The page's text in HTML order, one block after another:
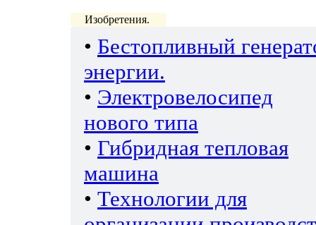
Изобретения.
• Бестопливный
энергии.
• Электровелосипед
нового типа
• Гибридная тепловая
машина
• Технологии для